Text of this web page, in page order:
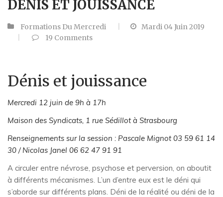
DENIS ET JOUISSANCE
Formations Du Mercredi
Mardi 04 Juin 2019
19 Comments
Dénis et jouissance
Mercredi 12 juin de 9h à 17h
Maison des Syndicats, 1 rue Sédillot à Strasbourg
Renseignements sur la session : Pascale Mignot 03 59 61 14
30 / Nicolas Janel 06 62 47 91 91
A circuler entre névrose, psychose et perversion, on aboutit
à différents mécanismes. L’un d’entre eux est le déni qui
s’aborde sur différents plans. Déni de la réalité ou déni de la